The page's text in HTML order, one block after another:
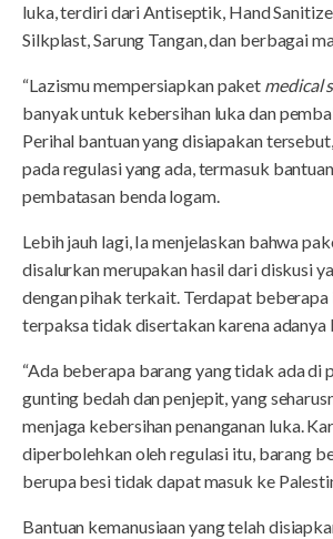
luka, terdiri dari Antiseptik, Hand
Silkplast, Sarung Tangan, dan berbagai
“Lazismu mempersiapkan paket medical
banyak untuk kebersihan luka dan
Perihal bantuan yang disiapakan
pada regulasi yang ada, termasuk
pembatasan benda logam.
Lebih jauh lagi, Ia menjelaskan bahwa
disalurkan merupakan hasil dari diskusi
dengan pihak terkait. Terdapat
terpaksa tidak disertakan karena adanya
“Ada beberapa barang yang tidak ada di
gunting bedah dan penjepit, yang
menjaga kebersihan penanganan luka.
diperbolehkan oleh regulasi itu, barang
berupa besi tidak dapat masuk ke
Bantuan kemanusiaan yang telah